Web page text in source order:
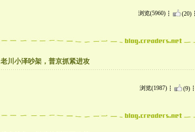
浏览(5960) (20)
老川小泽吵架，普京抓紧进攻
浏览(1987) (9)